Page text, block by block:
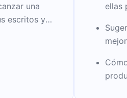
una
escritos y
ellas